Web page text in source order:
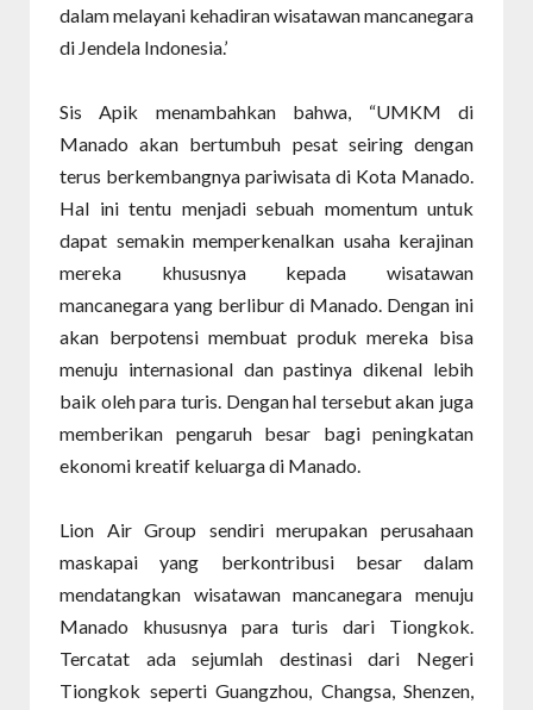
dalam melayani kehadiran wisatawan mancanegara
di Jendela Indonesia.’
Sis Apik menambahkan bahwa, “UMKM di
Manado akan bertumbuh pesat seiring dengan
terus berkembangnya pariwisata di Kota Manado.
Hal ini tentu menjadi sebuah momentum untuk
dapat semakin memperkenalkan usaha kerajinan
mereka khususnya kepada wisatawan
mancanegara yang berlibur di Manado. Dengan ini
akan berpotensi membuat produk mereka bisa
menuju internasional dan pastinya dikenal lebih
baik oleh para turis. Dengan hal tersebut akan juga
memberikan pengaruh besar bagi peningkatan
ekonomi kreatif keluarga di Manado.
Lion Air Group sendiri merupakan perusahaan
maskapai yang berkontribusi besar dalam
mendatangkan wisatawan mancanegara menuju
Manado khususnya para turis dari Tiongkok.
Tercatat ada sejumlah destinasi dari Negeri
Tiongkok seperti Guangzhou, Changsa, Shenzen,